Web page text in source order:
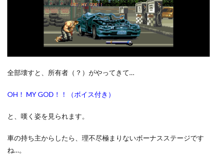
全部壊すと、所有者（？）がやってきて…
OH！ MY GOD！！（ボイス付き）
と、嘆く姿を見られます。
車の持ち主からしたら、理不尽極まりないボーナスステージです
ね…。